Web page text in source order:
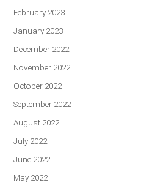
February 2023
January 2023
December 2022
November 2022
October 2022
September 2022
August 2022
July 2022
June 2022
May 2022